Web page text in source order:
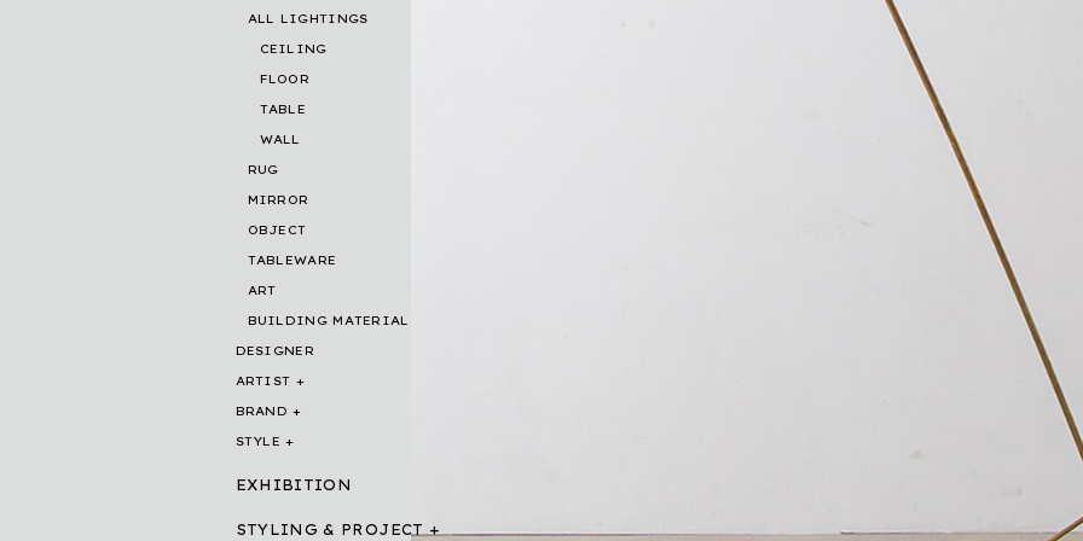
ALL LIGHTINGS
CEILING
FLOOR
TABLE
WALL
RUG
MIRROR
OBJECT
TABLEWARE
ART
BUILDING MATERIAL
DESIGNER
ARTIST
BRAND
STYLE
EXHIBITION
STYLING & PROJECT